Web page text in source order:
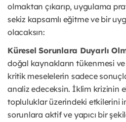
olmaktan çıkarıp, uygulama
sekiz kapsamlı eğitme ve bir
olacaksın:
Küresel Sorunlara Duyarlı
doğal kaynakların tükenmesi
kritik meselelerin sadece
analiz edeceksin. İklim krizinin
topluluklar üzerindeki etkilerini
sorunlara aktif ve yapıcı bir